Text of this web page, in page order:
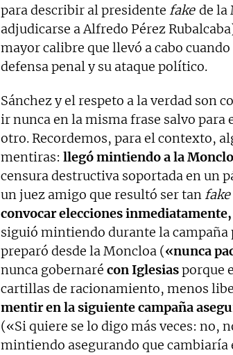
para describir al presidente fake de la
adjudicarse a Alfredo Pérez
mayor calibre que llevó a cabo
defensa penal y su ataque político.
Sánchez y el respeto a la verdad son
ir nunca en la misma frase salvo
otro. Recordemos, para el contexto,
mentiras: llegó mintiendo a la
censura destructiva soportada en un
un juez amigo que resultó ser tan fake
convocar elecciones
siguió mintiendo durante la campaña
preparó desde la Moncloa («nunca
nunca gobernaré con Iglesiasporque
cartillas de racionamiento, menos
mentir en la siguiente campaña
(«Si quiere se lo digo más veces: no,
mintiendo asegurando que cambiaría